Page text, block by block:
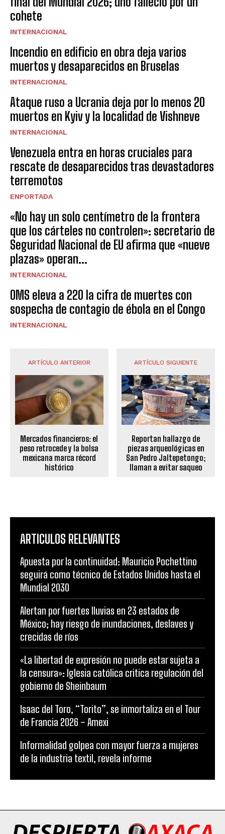
cohete
INTERNACIONAL
Incendio en edificio en obra deja varios
muertos y desaparecidos en Bruselas
INTERNACIONAL
Ataque ruso a Ucrania deja por lo menos 20
muertos en Kyiv y la localidad de Vishneve
INTERNACIONAL
Venezuela entra en horas cruciales para
rescate de desaparecidos tras devastadores
terremotos
ENPORTADA
«No hay un solo centímetro de la frontera
que los cárteles no controlen»: secretario de
Seguridad Nacional de EU afirma que «nueve
plazas» operan...
INTERNACIONAL
OMS eleva a 220 la cifra de muertes con
sospecha de contagio de ébola en el Congo
INTERNACIONAL
ARTÍCULO ANTERIOR
Mercados financieros: el
peso retrocede y la bolsa
mexicana marca récord
histórico
ARTÍCULO SIGUIENTE
Reportan hallazgo de
piezas arqueológicas en
San Pedro Jaltepetongo;
llaman a evitar saqueo
ARTICULOS RELEVANTES
Apuesta por la continuidad: Mauricio Pochettino
seguirá como técnico de Estados Unidos hasta el
Mundial 2030
Alertan por fuertes lluvias en 23 estados de
México; hay riesgo de inundaciones, deslaves y
crecidas de ríos
«La libertad de expresión no puede estar sujeta a
la censura»: Iglesia católica critica regulación del
gobierno de Sheinbaum
Isaac del Toro, “Torito”, se inmortaliza en el Tour
de Francia 2026 – Amexi
Informalidad golpea con mayor fuerza a mujeres
de la industria textil, revela informe